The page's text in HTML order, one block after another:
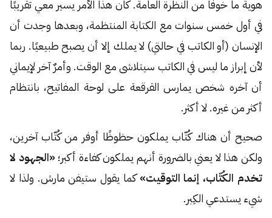
هوية ما خوفًا من النظرة العامة. كان هذا الأمر يسير معي تقريبًا
في أول خمس سنوات مع الكتابة المنتظمة، وبعدها وجدت أن
الإنسان (أو الكاتب في حالتي) لا يملك إلا أن يصبح طبيعيًا. ربما
لأن إبراز ما ليس في الكاتب سيتلاشى مع الوقت. وأمرٌ آخر لإيماني
أن آخره شخص يمارس القرقعة على لوحة المفاتيح، بانتظام
أكثر من غيره. لا أكثر.
صحيح أن هناك كُتّاب يملكون حظوظًا أوفر من كُتّاب آخرين،
ولكن هذا لا يعني بالضرورة أنهم يملكون كفاءة أكبر؛ «الجهود لا
تخدم الكُتّاب، إنما التوقيت»كما يقول ستيفن مارش. ولذا لا
شيء يستدعي الكِبر.